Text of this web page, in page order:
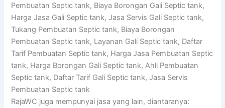
Pembuatan Septic tank, Biaya Borongan Gali Septic tank,
Harga Jasa Gali Septic tank, Jasa Servis Gali Septic tank,
Tukang Pembuatan Septic tank, Biaya Borongan
Pembuatan Septic tank, Layanan Gali Septic tank, Daftar
Tarif Pembuatan Septic tank, Harga Jasa Pembuatan Septic
tank, Harga Borongan Gali Septic tank, Ahli Pembuatan
Septic tank, Daftar Tarif Gali Septic tank, Jasa Servis
Pembuatan Septic tank
RajaWC juga mempunyai jasa yang lain, diantaranya: